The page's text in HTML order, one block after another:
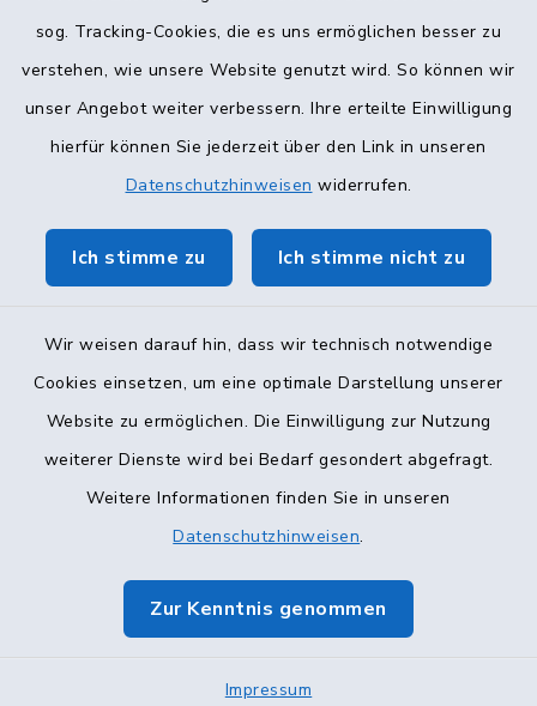
sog. Tracking-Cookies, die es uns ermöglichen besser zu
verstehen, wie unsere Website genutzt wird. So können wir
unser Angebot weiter verbessern. Ihre erteilte Einwilligung
hierfür können Sie jederzeit über den Link in unseren
Datenschutzhinweisen widerrufen.
Ich stimme zu Ich stimme nicht zu
Wir weisen darauf hin, dass wir technisch notwendige
Cookies einsetzen, um eine optimale Darstellung unserer
Website zu ermöglichen. Die Einwilligung zur Nutzung
weiterer Dienste wird bei Bedarf gesondert abgefragt.
Weitere Informationen finden Sie in unseren
Datenschutzhinweisen.
Zur Kenntnis genommen
Impressum
Kontakt
Datenschutz
Cookie-Einstellungen